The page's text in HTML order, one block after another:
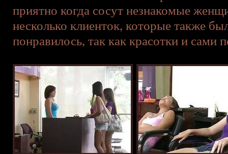
приятно когда сосут незнакомые
несколько клиенток, которые также
понравилось, так как красотки и сами